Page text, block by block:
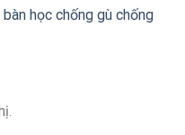
học chống gù chống